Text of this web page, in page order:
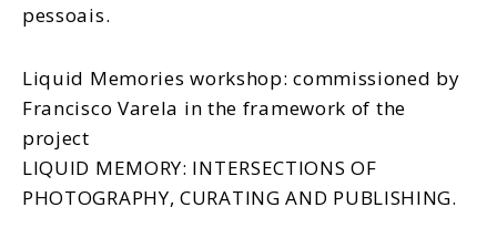
pessoais.
Liquid Memories workshop: commissioned by
Francisco Varela in the framework of the
project
LIQUID MEMORY: INTERSECTIONS OF
PHOTOGRAPHY, CURATING AND PUBLISHING.